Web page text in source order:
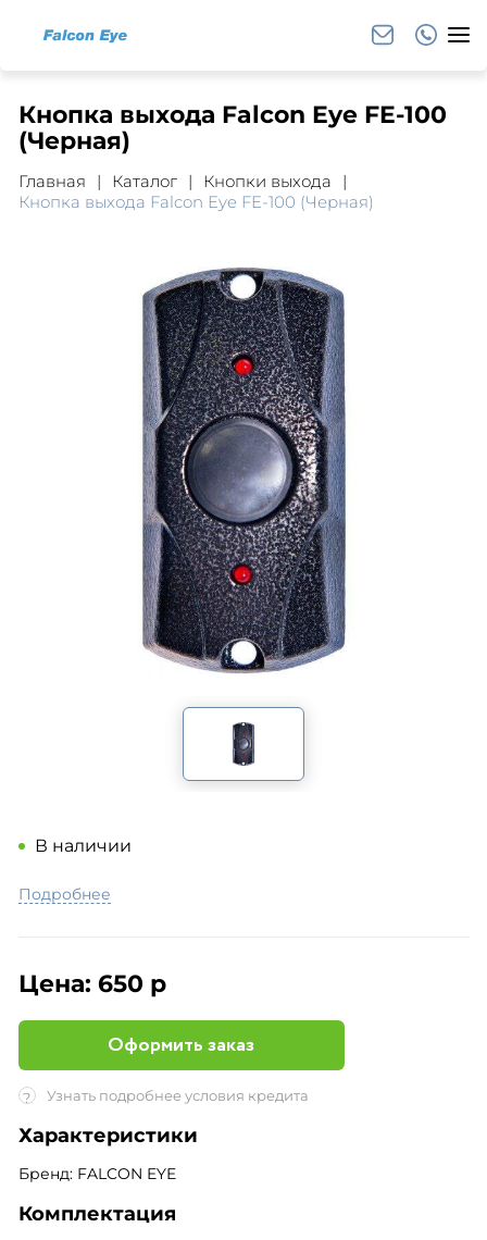
Кнопка выхода Falcon Eye FE-100
(Черная)
Главная Каталог
Кнопки выхода
Кнопка выхода Falcon Eye FE-100 (Черная)
В наличии
Подробнее
Цена: 650 р
Оформить заказ
? Узнать подробнее условия кредита
Характеристики
Бренд: FALCON EYE
Комплектация